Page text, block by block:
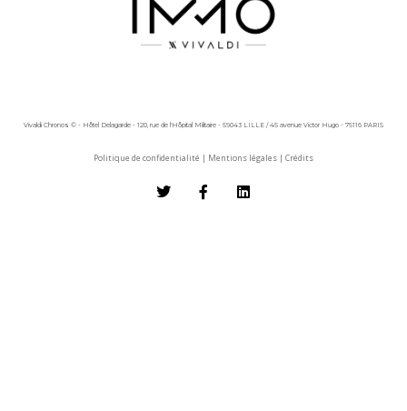
Vivaldi Chronos © - Hôtel Delagarde - 120, rue de l'Hôpital Militaire - 59043 LILLE / 45 avenue Victor Hugo - 75116 PARIS
Politique de confidentialité | Mentions légales | Crédits